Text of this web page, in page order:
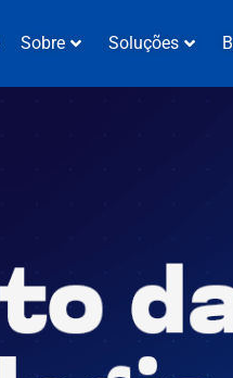
Sobre Soluções